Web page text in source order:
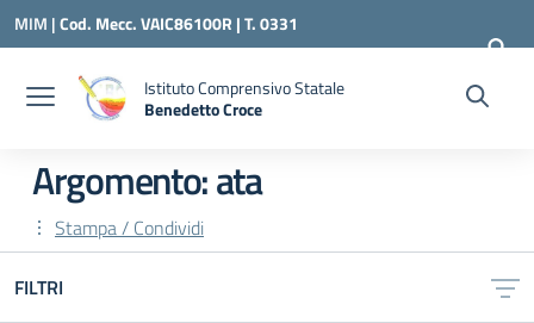
Vai ai contenuti
Vai al menu di navigazione
Vai al footer
MIM |Cod. Mecc. VAIC86100R | T. 0331
240260 | VAIC86100R@ISTRUZIONE.IT
Istituto Comprensivo Statale
Benedetto Croce
Argomento: ata
Stampa / Condividi
FILTRI